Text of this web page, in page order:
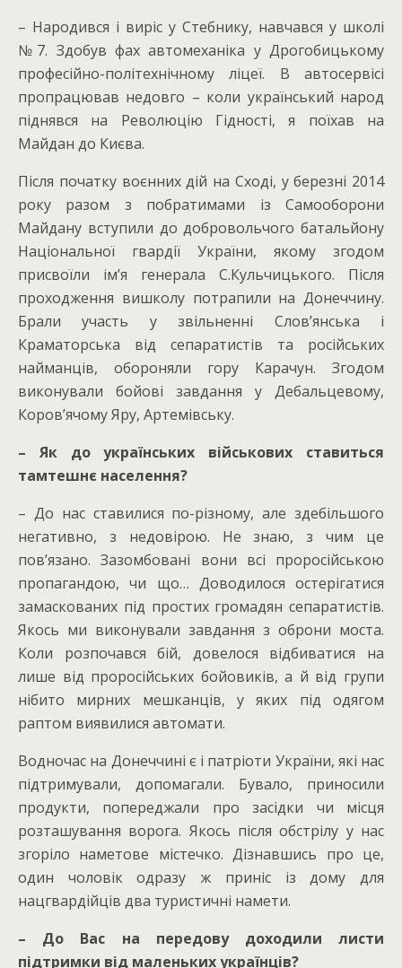
– Народився і виріс у Стебнику, навчався у школі
№7. Здобув фах автомеханіка у Дрогобицькому
професійно-політехнічному ліцеї. В автосервісі
пропрацював недовго – коли український народ
піднявся на Революцію Гідності, я поїхав на
Майдан до Києва.
Після початку воєнних дій на Сході, у березні 2014
року разом з побратимами із Самооборони
Майдану вступили до добровольчого батальйону
Національної гвардії України, якому згодом
присвоїли ім’я генерала С.Кульчицького. Після
проходження вишколу потрапили на Донеччину.
Брали участь у звільненні Слов’янська і
Краматорська від сепаратистів та російських
найманців, обороняли гору Карачун. Згодом
виконували бойові завдання у Дебальцевому,
Коров’ячому Яру, Артемівську.
– Як до українських військових ставиться
тамтешнє населення?
– До нас ставилися по-різному, але здебільшого
негативно, з недовірою. Не знаю, з чим це
пов’язано. Зазомбовані вони всі проросійською
пропагандою, чи що… Доводилося остерігатися
замаскованих під простих громадян сепаратистів.
Якось ми виконували завдання з оброни моста.
Коли розпочався бій, довелося відбиватися на
лише від проросійських бойовиків, а й від групи
нібито мирних мешканців, у яких під одягом
раптом виявилися автомати.
Водночас на Донеччині є і патріоти України, які нас
підтримували, допомагали. Бувало, приносили
продукти, попереджали про засідки чи місця
розташування ворога. Якось після обстрілу у нас
згоріло наметове містечко. Дізнавшись про це,
один чоловік одразу ж приніс із дому для
нацгвардійців два туристичні намети.
– До Вас на передову доходили листи
підтримки від маленьких українців?